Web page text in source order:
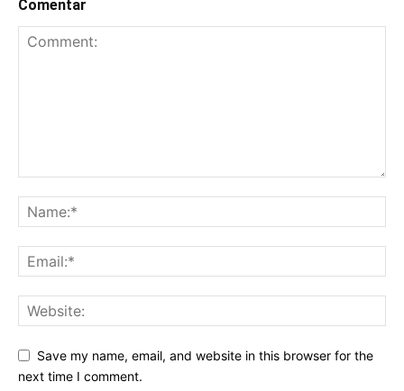
Comentar
Save my name, email, and website in this browser for the
next time I comment.